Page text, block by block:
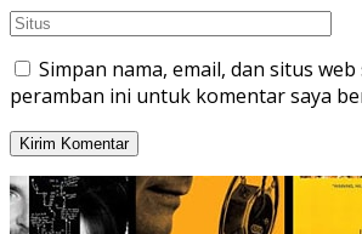
Simpan nama, email, dan situs web
peramban ini untuk komentar saya